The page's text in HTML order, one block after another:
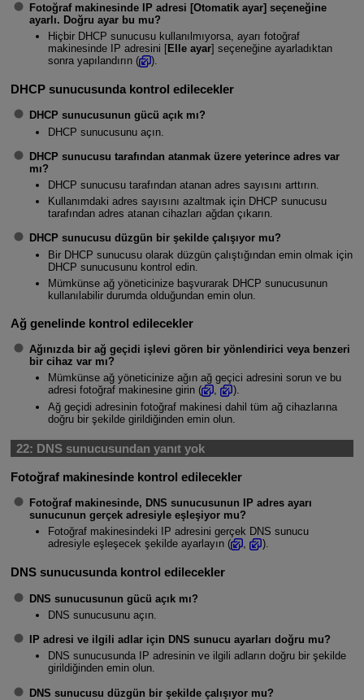
Fotoğraf makinesinde IP adresi [Otomatik ayar] seçeneğine
ayarlı. Doğru ayar bu mu?
Hiçbir DHCP sunucusu kullanılmıyorsa, ayarı fotoğraf
makinesinde IP adresini [Elle ayar] seçeneğine ayarladıktan
sonra yapılandırın (
).
DHCP sunucusunda kontrol edilecekler
DHCP sunucusunun gücü açık mı?
DHCP sunucusunu açın.
DHCP sunucusu tarafından atanmak üzere yeterince adres var
mı?
DHCP sunucusu tarafından atanan adres sayısını arttırın.
Kullanımdaki adres sayısını azaltmak için DHCP sunucusu
tarafından adres atanan cihazları ağdan çıkarın.
DHCP sunucusu düzgün bir şekilde çalışıyor mu?
Bir DHCP sunucusu olarak düzgün çalıştığından emin olmak için
DHCP sunucusunu kontrol edin.
Mümkünse ağ yöneticinize başvurarak DHCP sunucusunun
kullanılabilir durumda olduğundan emin olun.
Ağ genelinde kontrol edilecekler
Ağınızda bir ağ geçidi işlevi gören bir yönlendirici veya benzeri
bir cihaz var mı?
Mümkünse ağ yöneticinize ağın ağ geçici adresini sorun ve bu
adresi fotoğraf makinesine girin (
,
).
Ağ geçidi adresinin fotoğraf makinesi dahil tüm ağ cihazlarına
doğru bir şekilde girildiğinden emin olun.
22: DNS sunucusundan yanıt yok
Fotoğraf makinesinde kontrol edilecekler
Fotoğraf makinesinde, DNS sunucusunun IP adres ayarı
sunucunun gerçek adresiyle eşleşiyor mu?
Fotoğraf makinesindeki IP adresini gerçek DNS sunucu
adresiyle eşleşecek şekilde ayarlayın (
, ).
DNS sunucusunda kontrol edilecekler
DNS sunucusunun gücü açık mı?
DNS sunucusunu açın.
IP adresi ve ilgili adlar için DNS sunucu ayarları doğru mu?
DNS sunucusunda IP adresinin ve ilgili adların doğru bir şekilde
girildiğinden emin olun.
DNS sunucusu düzgün bir şekilde çalışıyor mu?